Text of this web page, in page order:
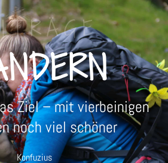
Ziel – mit vierbeinigen
noch viel schöner
Konfuzius